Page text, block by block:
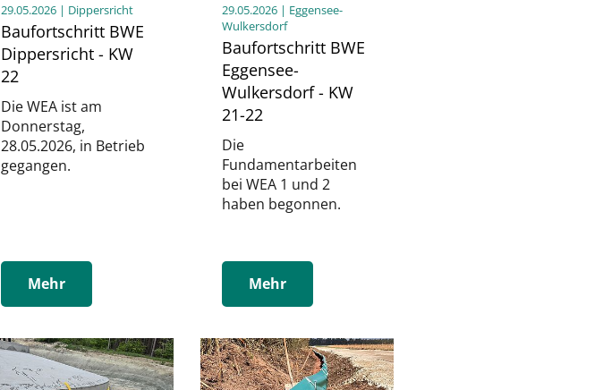
29.05.2026 | Dippersricht
Baufortschritt BWE
Dippersricht - KW
22
Die WEA ist am
Donnerstag,
28.05.2026, in Betrieb
gegangen.
Mehr
29.05.2026 | Eggensee-
Wulkersdorf
Baufortschritt BWE
Eggensee-
Wulkersdorf - KW
21-22
Die
Fundamentarbeiten
bei WEA 1 und 2
haben begonnen.
Mehr